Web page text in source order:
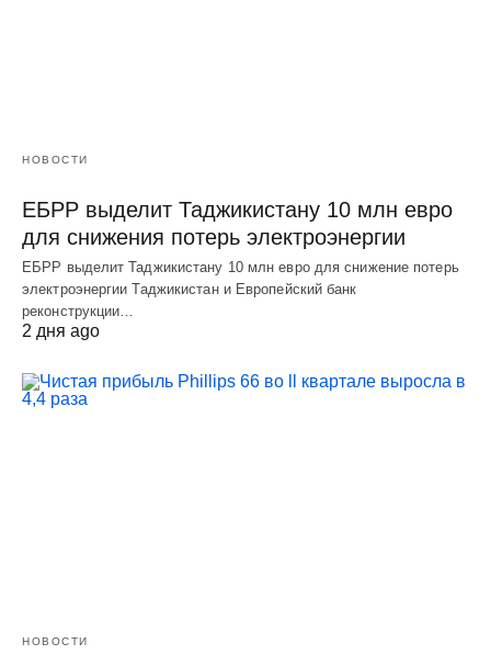
НОВОСТИ
ЕБРР выделит Таджикистану 10 млн евро
для снижения потерь электроэнергии
ЕБРР выделит Таджикистану 10 млн евро для снижение потерь
электроэнергии Таджикистан и Европейский банк
реконструкции…
2 дня ago
НОВОСТИ